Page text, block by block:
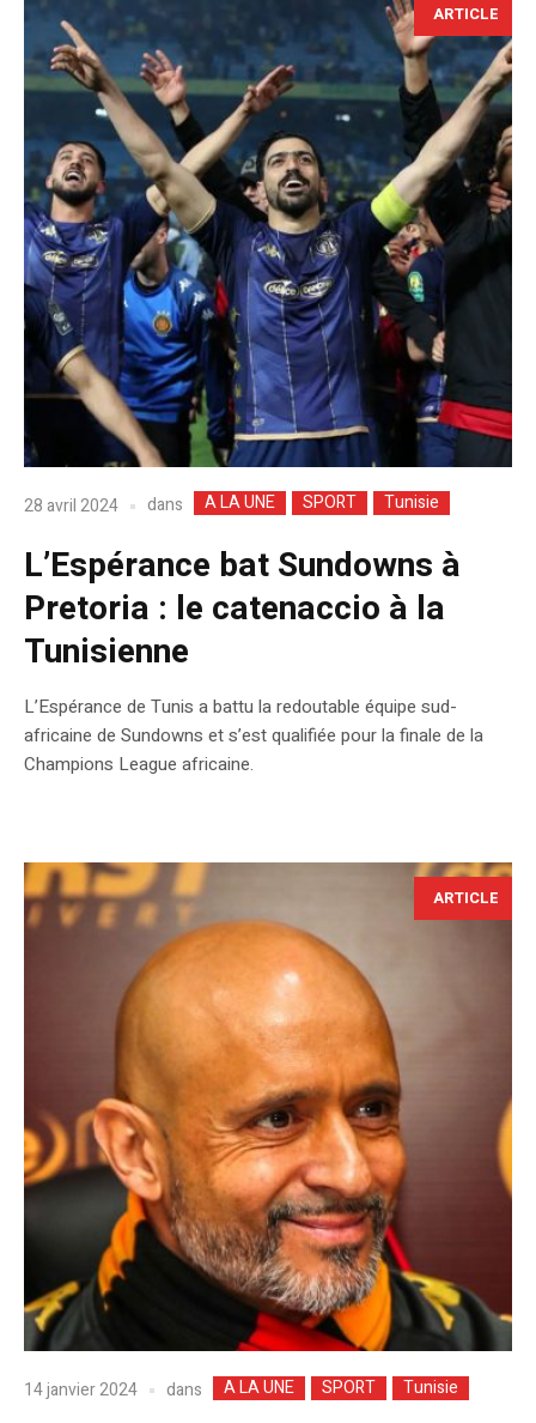
ARTICLE
28 avril 2024 dans A LA UNE SPORT Tunisie
L’Espérance bat Sundowns à
Pretoria : le catenaccio à la
Tunisienne
L’Espérance de Tunis a battu la redoutable équipe sud-
africaine de Sundowns et s’est qualifiée pour la finale de la
Champions League africaine.
ARTICLE
14 janvier 2024 dans A LA UNE SPORT Tunisie